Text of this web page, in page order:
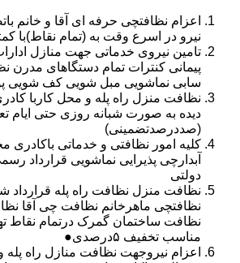
اعزام نظافتچی حرفه ای آقا و خانم
نیرو در اسرع وقت به (تمام نقاط)با
تامین نیروی خدماتی جهت منازل
پیمانی کنترات تمام دستگاهای
سابی نماشویی مبل شویی کف شویی
نظافت منزل راه پله و محل کاربا
دیده به صورت شبانه روزی حتی ایام
(صددرصدتضمینی)
کلیه امور نظافتی و خدماتی باکادری
آبدارچی پذیرایی نماشویی قرارداد
دولتی
نظافت منزل نظافت راه پله قرارداد
نظافتچی ماهرخانم نظافت چی آقا
نظافت ساختمان گمرک درتمام نقاط
مناسب تخفیف ۵درصدی●
اعزام نیروجهت نظافت منازل راه پله